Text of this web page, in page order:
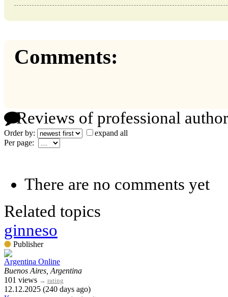
Comments:
Reviews of professional
Order by:
expand all
Per page:
There are no comments yet
Related topics
ginneso
Publisher
Argentina Online
Buenos Aires, Argentina
101 views → rating
12.12.2025 (240 days ago)